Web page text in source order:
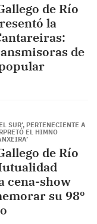
de Río
la
de
SUR’, PERTENECIENTE A
EL HIMNO
de Río
cena-show
su 98º